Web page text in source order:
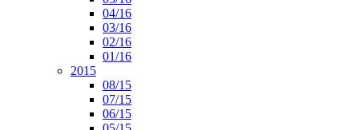
04/16
03/16
02/16
01/16
2015
08/15
07/15
06/15